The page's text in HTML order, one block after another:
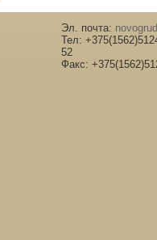
Эл. почта:
Тел:
52
Факс: